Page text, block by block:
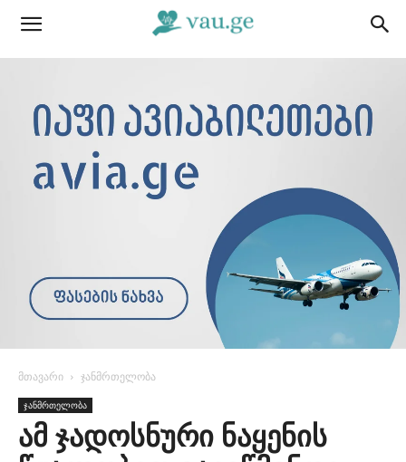
მთავარი ჯანმრთელობა
ჯანმრთელობა
ამ ჯადოსნური ნაყენის